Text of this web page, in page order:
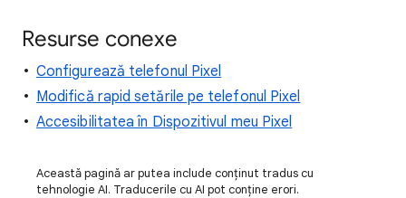
Resurse conexe
Configurează telefonul Pixel
Modifică rapid setările pe telefonul Pixel
Accesibilitatea în Dispozitivul meu Pixel
Această pagină ar putea include conținut tradus cu
tehnologie AI. Traducerile cu AI pot conține erori.